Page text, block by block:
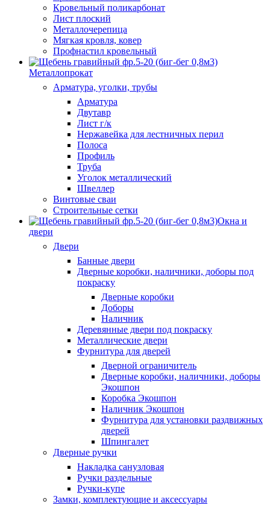
Кровельный поликарбонат
Лист плоский
Металлочерепица
Мягкая кровля, ковер
Профнастил кровельный
Металлопрокат
Арматура, уголки, трубы
Арматура
Двутавр
Лист г/к
Нержавейка для лестничных перил
Полоса
Профиль
Труба
Уголок металлический
Швеллер
Винтовые сваи
Строительные сетки
Окна и
двери
Двери
Банные двери
Дверные коробки, наличники, доборы под
покраску
Дверные коробки
Доборы
Наличник
Деревянные двери под покраску
Металлические двери
Фурнитура для дверей
Дверной ограничитель
Дверные коробки, наличники, доборы
Экошпон
Коробка Экошпон
Наличник Экошпон
Фурнитура для установки раздвижных
дверей
Шпингалет
Дверные ручки
Накладка санузловая
Ручки раздельные
Ручки-купе
Замки, комплектующие и аксессуары